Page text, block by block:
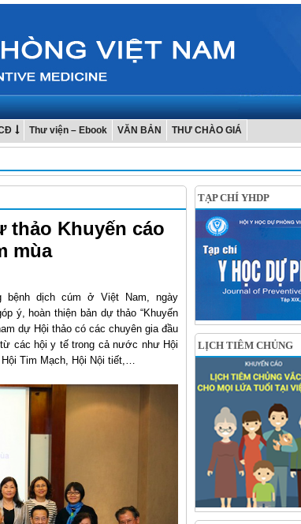
Thư viện – Ebook VĂN BẢN THƯ CHÀO GIÁ
thảo Khuyến cáo
mùa
bệnh dịch cúm ở Việt Nam, ngày
ý, hoàn thiện bản dự thảo “Khuyến
dự Hội thảo có các chuyên gia đầu
các hội y tế trong cả nước như Hội
Hội Tim Mạch, Hội Nội tiết,…
TẠP CHÍ YHDP
LỊCH TIÊM CHỦNG